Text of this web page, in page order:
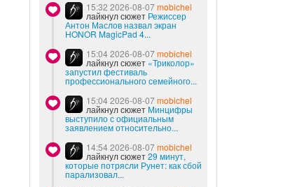
15:32 2026-08-07mobichel
лайкнул сюжет Режиссер
Антон Маслов назвал экран
HONOR MagicPad 4...
15:04 2026-08-07mobichel
лайкнул сюжет «Триколор»
запустил фестиваль
профессионального семейного...
15:04 2026-08-07mobichel
лайкнул сюжет Минцифры
выступило с официальным
заявлением относительно...
14:54 2026-08-07mobichel
лайкнул сюжет29 минут,
которые потрясли Рунет: как сбой
парализовал...